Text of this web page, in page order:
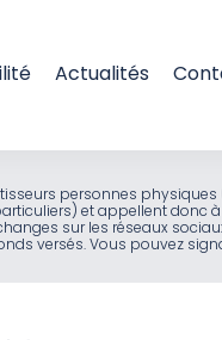
Actualités
personnes
et appellent donc
sur les réseaux
versés. Vous pouvez